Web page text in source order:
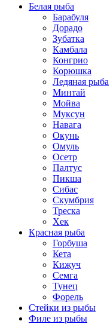
Белая рыба
Барабуля
Дорадо
Зубатка
Камбала
Конгрио
Корюшка
Ледяная рыба
Минтай
Мойва
Муксун
Навага
Окунь
Омуль
Осетр
Палтус
Пикша
Сибас
Скумбрия
Треска
Хек
Красная рыба
Горбуша
Кета
Кижуч
Семга
Тунец
Форель
Стейки из рыбы
Филе из рыбы